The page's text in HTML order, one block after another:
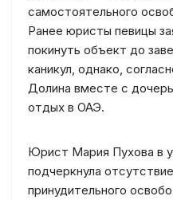
самостоятельного
Ранее юристы певицы
покинуть объект до
каникул, однако,
Долина вместе с
отдых в ОАЭ.
Юрист Мария Пухова в
подчеркнула
принудительного